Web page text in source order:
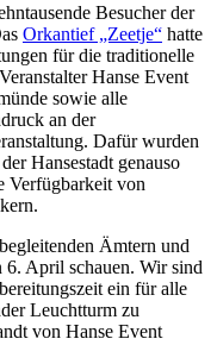
Besucher der
Orkantief „Zeetje“ hatte
für die traditionelle
Hanse Event
sowie alle
an der
Dafür wurden
Hansestadt genauso
Verfügbarkeit von
Ämtern und
6. April schauen. Wir sind
ein für alle
Leuchtturm zu
von Hanse Event